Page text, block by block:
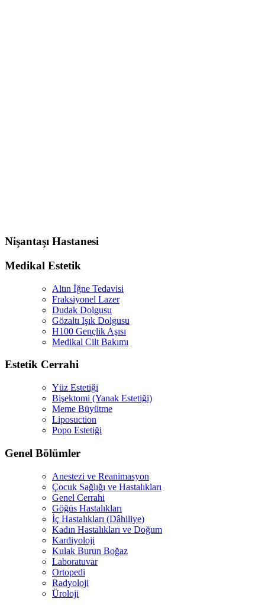
Nişantaşı Hastanesi
Medikal Estetik
Altın İğne Tedavisi
Fraksiyonel Lazer
Dudak Dolgusu
Gözaltı Işık Dolgusu
H100 Gençlik Aşısı
Medikal Cilt Bakımı
Estetik Cerrahi
Yüz Estetiği
Bişektomi (Yanak Estetiği)
Meme Büyütme
Liposuction
Popo Estetiği
Genel Bölümler
Anestezi ve Reanimasyon
Çocuk Sağlığı ve Hastalıkları
Genel Cerrahi
Göğüs Hastalıkları
İç Hastalıkları (Dâhiliye)
Kadın Hastalıkları ve Doğum
Kardiyoloji
Kulak Burun Boğaz
Laboratuvar
Ortopedi
Radyoloji
Üroloji